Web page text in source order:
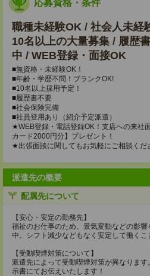
応募資格・条件
職種未経験OK / 社会人未経
10名以上の大量募集 / 履歴
中 / WEB登録・面接OK
■無資格・未経験OK！
■年齢・学歴不問！ブランクOK!
■10名以上採用予定！
■履歴書不要
■社会保険完備
■社員登用あり（紹介予定派遣）
★WEB登録・電話登録OK！支店への来社
カード2000円分】プレゼント！
★出張面談に関してもお気軽にご相談くだ
派遣先の概要
配属先について
【安心・安定の勤務先】
福祉のお仕事のため、景気変動などの影
中。シフト減少などもなく安定して働くこ
【受動喫煙対策について】
派遣先によって受動喫煙対策が異なりま
示書にてお伝えいたします！